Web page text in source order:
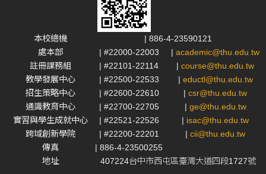
本校總機
| 886-4-23590121
處本部
| #22000-22003 | academic@thu.edu.tw
註冊課務組
| #22101-22114 | course@thu.edu.tw
教學發展中心
| #22500-22533 | eductl@thu.edu.tw
招生策略中心
| #22600-22610 | csr@thu.edu.tw
通識教育中心
| #22700-22705 | ge@thu.edu.tw
實習與學生成就中心
| #22521-22526 | isac@thu.edu.tw
跨域創新學院
| #22200-22201 | cii@thu.edu.tw
傳真
| 886-4-23500255
地址
407224台中市西屯區臺灣大道四段1727號